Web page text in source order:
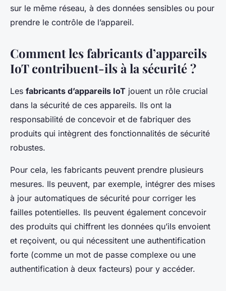
sur le même réseau, à des données sensibles ou pour
prendre le contrôle de l’appareil.
Comment les fabricants d’appareils
IoT contribuent-ils à la sécurité ?
Les fabricants d’appareils IoT jouent un rôle crucial
dans la sécurité de ces appareils. Ils ont la
responsabilité de concevoir et de fabriquer des
produits qui intègrent des fonctionnalités de sécurité
robustes.
Pour cela, les fabricants peuvent prendre plusieurs
mesures. Ils peuvent, par exemple, intégrer des mises
à jour automatiques de sécurité pour corriger les
failles potentielles. Ils peuvent également concevoir
des produits qui chiffrent les données qu’ils envoient
et reçoivent, ou qui nécessitent une authentification
forte (comme un mot de passe complexe ou une
authentification à deux facteurs) pour y accéder.